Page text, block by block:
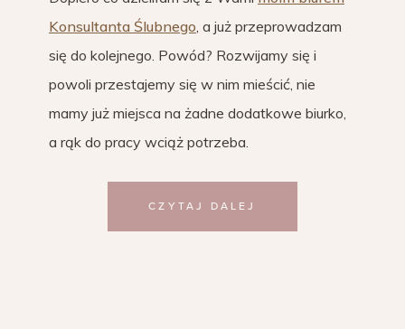
Konsultanta Ślubnego, a już przeprowadzam
się do kolejnego. Powód? Rozwijamy się i
powoli przestajemy się w nim mieścić, nie
mamy już miejsca na żadne dodatkowe biurko,
a rąk do pracy wciąż potrzeba.
CZYTAJ DALEJ